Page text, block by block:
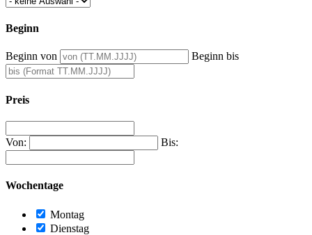
Beginn
Beginn von Beginn bis
Preis
Von: Bis:
Wochentage
Montag
Dienstag